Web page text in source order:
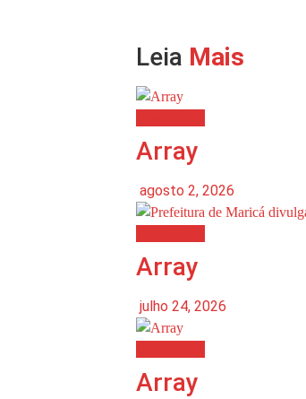
Leia Mais
Array
agosto 2, 2026
Array
julho 24, 2026
Array